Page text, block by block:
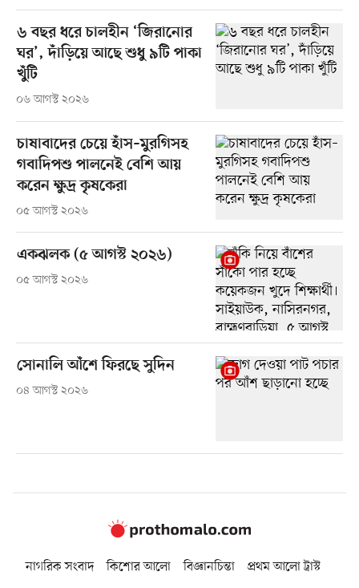
৬ বছর ধরে চালহীন ‘জিরানোর
ঘর’, দাঁড়িয়ে আছে শুধু ৯টি পাকা
খুঁটি
০৬ আগস্ট ২০২৬
চাষাবাদের চেয়ে হাঁস–মুরগিসহ
গবাদিপশু পালনেই বেশি আয়
করেন ক্ষুদ্র কৃষকেরা
০৫ আগস্ট ২০২৬
একঝলক (৫ আগস্ট ২০২৬)
০৫ আগস্ট ২০২৬
সোনালি আঁশে ফিরছে সুদিন
০৪ আগস্ট ২০২৬
নাগরিক সংবাদ কিশোর আলো বিজ্ঞানচিন্তা
প্রথম আলো ট্রাস্ট